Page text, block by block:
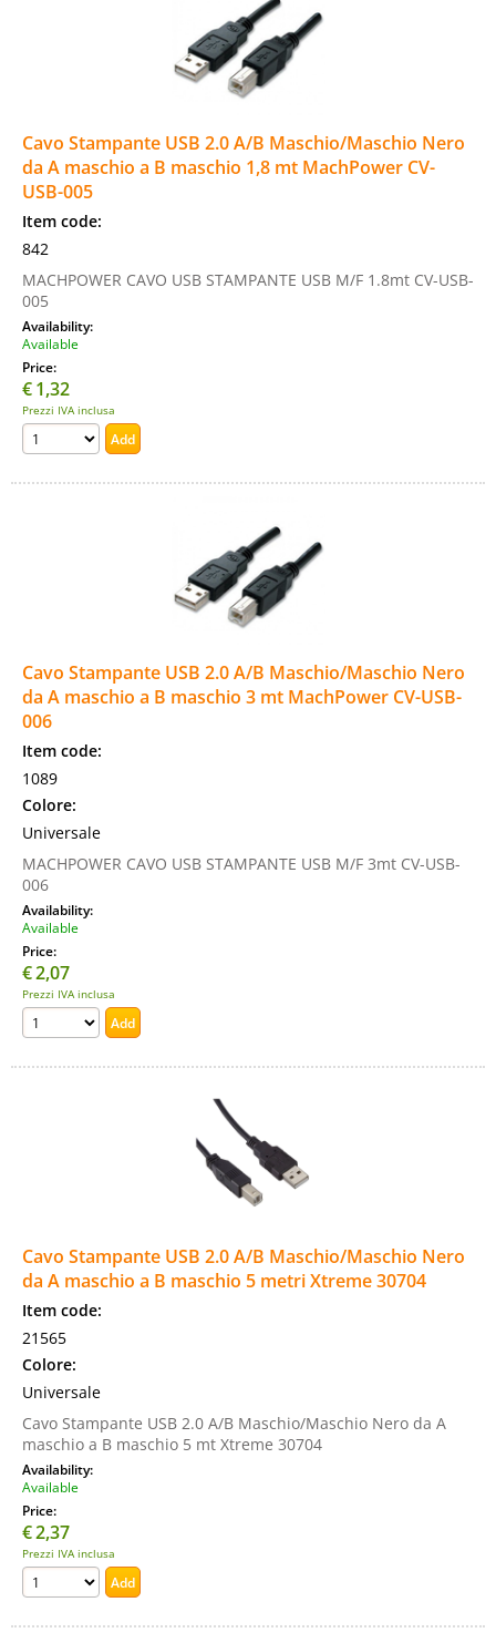
Cavo Stampante USB 2.0 A/B Maschio/Maschio Nero
da A maschio a B maschio 1,8 mt MachPower CV-
USB-005
Item code:
842
MACHPOWER CAVO USB STAMPANTE USB M/F 1.8mt CV-USB-
005
Availability:
Available
Price:
€1,32
Prezzi IVA inclusa
Cavo Stampante USB 2.0 A/B Maschio/Maschio Nero
da A maschio a B maschio 3 mt MachPower CV-USB-
006
Item code:
1089
Colore:
Universale
MACHPOWER CAVO USB STAMPANTE USB M/F 3mt CV-USB-
006
Availability:
Available
Price:
€2,07
Prezzi IVA inclusa
Cavo Stampante USB 2.0 A/B Maschio/Maschio Nero
da A maschio a B maschio 5 metri Xtreme 30704
Item code:
21565
Colore:
Universale
Cavo Stampante USB 2.0 A/B Maschio/Maschio Nero da A
maschio a B maschio 5 mt Xtreme 30704
Availability:
Available
Price:
€2,37
Prezzi IVA inclusa